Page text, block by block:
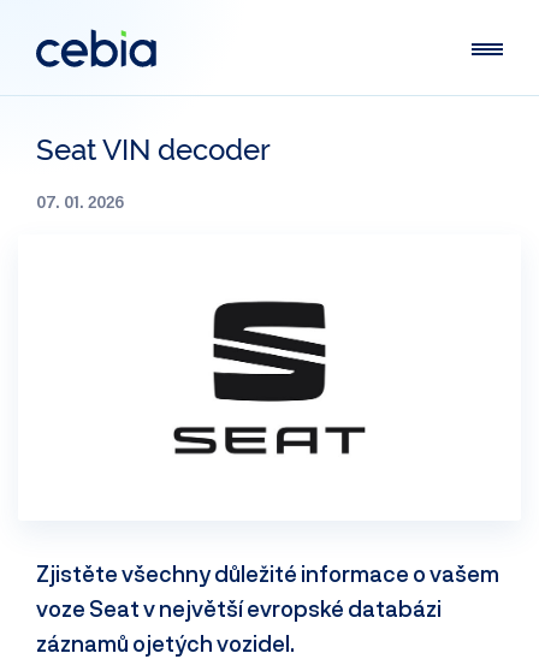
Seat VIN decoder
07. 01. 2026
Zjistěte všechny důležité informace o vašem
voze Seat v největší evropské databázi
záznamů ojetých vozidel.